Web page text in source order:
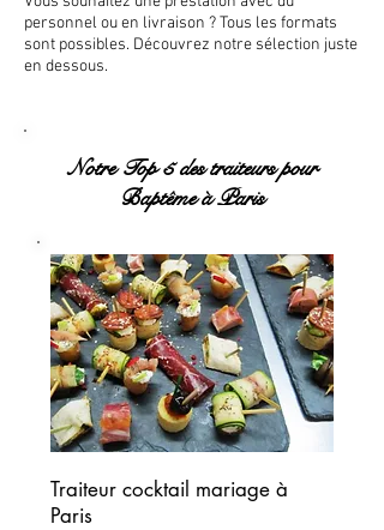
personnel ou en livraison ? Tous les formats
sont possibles. Découvrez notre sélection juste
en dessous.
Notre Top 5 des traiteurs pour
Baptême à Paris
Traiteur cocktail mariage à
Paris